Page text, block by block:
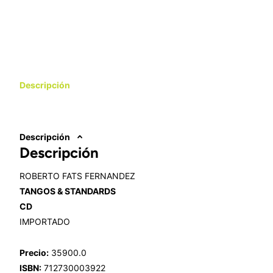
Descripción
Descripción
Descripción
ROBERTO FATS FERNANDEZ
TANGOS & STANDARDS
CD
IMPORTADO
Precio: 35900.0
ISBN: 712730003922